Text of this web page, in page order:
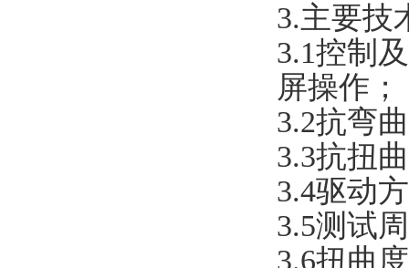
3.主要技
3.1控制
屏操作；
3.2抗弯
3.3抗扭
3.4驱动
3.5测试
3.6扭曲